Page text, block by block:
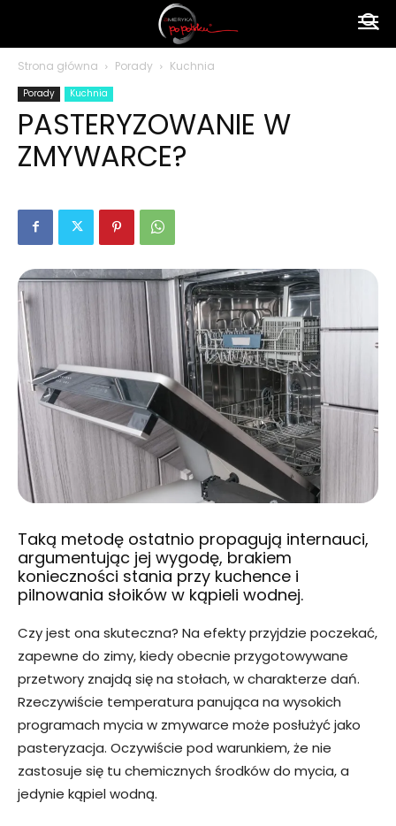
Strona główna Porady Kuchnia
Porady Kuchnia
PASTERYZOWANIE W
ZMYWARCE?
Taką metodę ostatnio propagują internauci,
argumentując jej wygodę, brakiem
konieczności stania przy kuchence i
pilnowania słoików w kąpieli wodnej.
Czy jest ona skuteczna? Na efekty przyjdzie poczekać,
zapewne do zimy, kiedy obecnie przygotowywane
przetwory znajdą się na stołach, w charakterze dań.
Rzeczywiście temperatura panująca na wysokich
programach mycia w zmywarce może posłużyć jako
pasteryzacja. Oczywiście pod warunkiem, że nie
zastosuje się tu chemicznych środków do mycia, a
jedynie kąpiel wodną.